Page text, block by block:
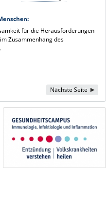
für die Herausforderungen
Zusammenhang des
Nächste Seite